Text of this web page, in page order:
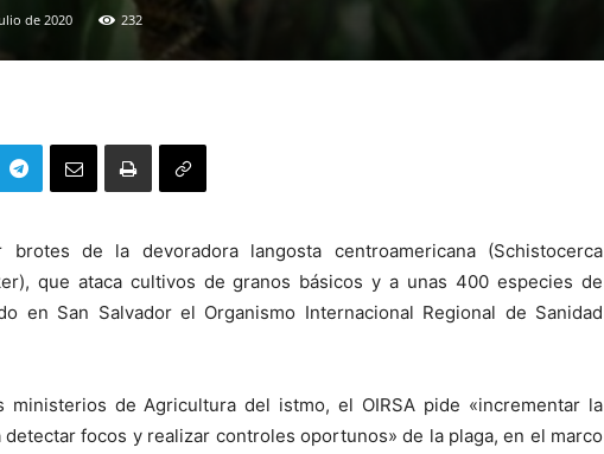
de 2020 232
de la devoradora langosta centroamericana (Schistocerca
que ataca cultivos de granos básicos y a unas 400 especies de
en San Salvador el Organismo Internacional Regional de Sanidad
ministerios de Agricultura del istmo, el OIRSA pide «incrementar la
focos y realizar controles oportunos» de la plaga, en el marco